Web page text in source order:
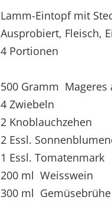
Lamm-Eintopf mit
Ausprobiert, Fleisch,
4 Portionen
500 Gramm Mageres
4 Zwiebeln
2 Knoblauchzehen
2 Essl.
1 Essl. Tomatenmark
200 ml Weisswein
300 ml Gemüsebrühe